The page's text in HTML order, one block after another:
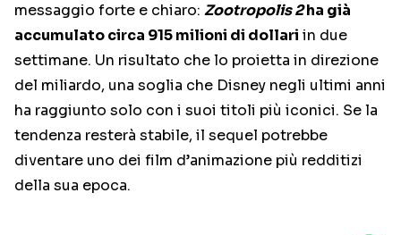
messaggio forte e chiaro: Zootropolis 2ha già
accumulato circa 915 milioni di dollari in due
settimane. Un risultato che lo proietta in direzione
del miliardo, una soglia che Disney negli ultimi anni
ha raggiunto solo con i suoi titoli più iconici. Se la
tendenza resterà stabile, il sequel potrebbe
diventare uno dei film d’animazione più redditizi
della sua epoca.